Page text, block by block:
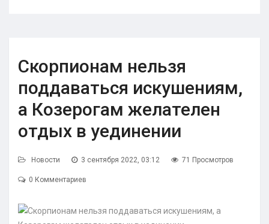
Скорпионам нельзя
поддаваться искушениям,
а Козерогам желателен
отдых в уединении
Новости 3 сентября 2022, 03:12 71 Просмотров
0 Комментариев